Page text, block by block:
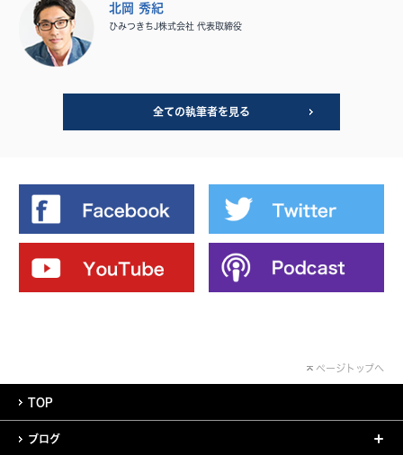
北岡 秀紀
ひみつきちJ株式会社 代表取締役
全ての執筆者を見る
ページトップへ
TOP
ブログ